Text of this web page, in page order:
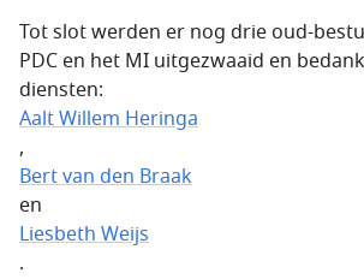
Tot slot werden er nog drie oud-
PDC en het MI uitgezwaaid en
diensten:
Aalt Willem Heringa
,
Bert van den Braak
en
Liesbeth Weijs
.